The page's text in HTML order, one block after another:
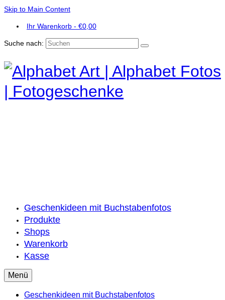
Skip to Main Content
Ihr Warenkorb - €0,00
Suche nach:
Geschenkideen mit Buchstabenfotos
Produkte
Shops
Warenkorb
Kasse
Menü
Geschenkideen mit Buchstabenfotos